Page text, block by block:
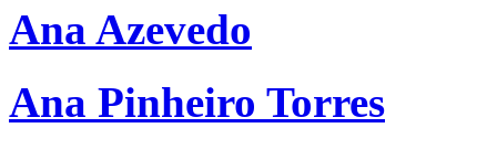
Ana Azevedo
Ana Pinheiro Torres